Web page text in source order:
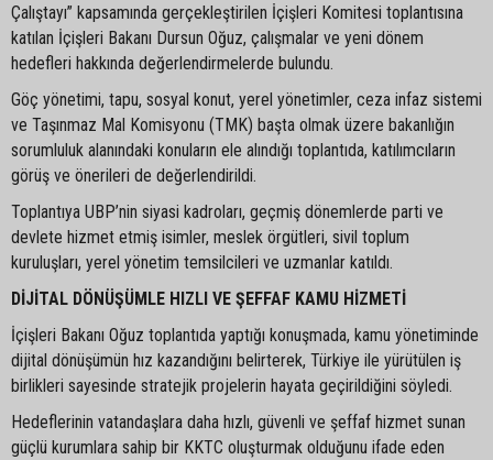
Çalıştayı” kapsamında gerçekleştirilen İçişleri Komitesi toplantısına
katılan İçişleri Bakanı Dursun Oğuz, çalışmalar ve yeni dönem
hedefleri hakkında değerlendirmelerde bulundu.
Göç yönetimi, tapu, sosyal konut, yerel yönetimler, ceza infaz sistemi
ve Taşınmaz Mal Komisyonu (TMK) başta olmak üzere bakanlığın
sorumluluk alanındaki konuların ele alındığı toplantıda, katılımcıların
görüş ve önerileri de değerlendirildi.
Toplantıya UBP’nin siyasi kadroları, geçmiş dönemlerde parti ve
devlete hizmet etmiş isimler, meslek örgütleri, sivil toplum
kuruluşları, yerel yönetim temsilcileri ve uzmanlar katıldı.
DİJİTAL DÖNÜŞÜMLE HIZLI VE ŞEFFAF KAMU HİZMETİ
İçişleri Bakanı Oğuz toplantıda yaptığı konuşmada, kamu yönetiminde
dijital dönüşümün hız kazandığını belirterek, Türkiye ile yürütülen iş
birlikleri sayesinde stratejik projelerin hayata geçirildiğini söyledi.
Hedeflerinin vatandaşlara daha hızlı, güvenli ve şeffaf hizmet sunan
güçlü kurumlara sahip bir KKTC oluşturmak olduğunu ifade eden